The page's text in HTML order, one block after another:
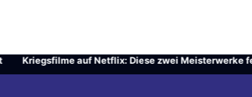
Kriegsfilme auf Netflix: Diese zwei Meisterwerke